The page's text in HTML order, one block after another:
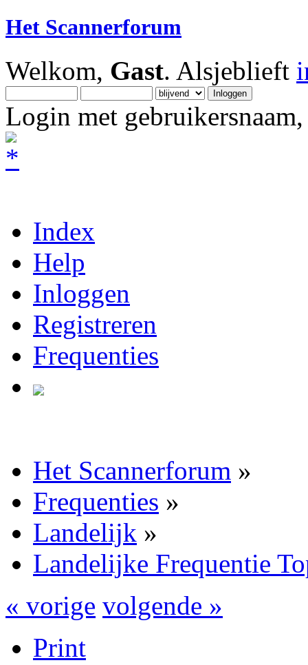
Het Scannerforum
Welkom, Gast. Alsjeblieft
Login met
Index
Help
Inloggen
Registreren
Frequenties
Het Scannerforum »
Frequenties »
Landelijk »
Landelijke Frequentie
« vorige volgende »
Print